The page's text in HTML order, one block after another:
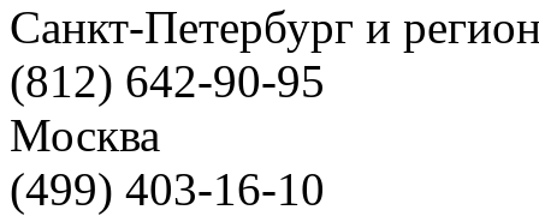
Санкт-Петербург и
(812) 642-90-95
Москва
(499) 403-16-10